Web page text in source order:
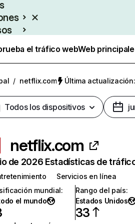
el tráfico webWeb
/ netflix.com Última
Todos los dispositivos
netflix.com
de 2026 Estadísticas de
Servicios en línea
mundial:
el mundo
Rango del país:
Estados Unidos
33